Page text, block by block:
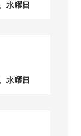
水曜日
水曜日